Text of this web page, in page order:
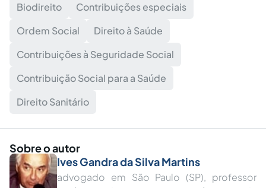
Biodireito
Contribuições especiais
Ordem Social
Direito à Saúde
Contribuições à Seguridade Social
Contribuição Social para a Saúde
Direito Sanitário
Sobre o autor
Ives Gandra da Silva Martins
advogado em São Paulo (SP), professor